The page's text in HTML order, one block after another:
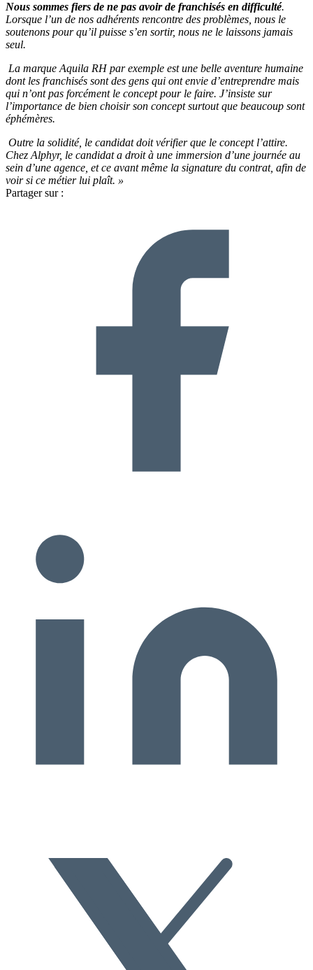
Nous sommes fiers de ne pas avoir de franchisés en difficulté.
Lorsque l’un de nos adhérents rencontre des problèmes, nous le
soutenons pour qu’il puisse s’en sortir, nous ne le laissons jamais
seul.
La marque Aquila RH par exemple est une belle aventure humaine
dont les franchisés sont des gens qui ont envie d’entreprendre mais
qui n’ont pas forcément le concept pour le faire. J’insiste sur
l’importance de bien choisir son concept surtout que beaucoup sont
éphémères.
Outre la solidité, le candidat doit vérifier que le concept l’attire.
Chez Alphyr, le candidat a droit à une immersion d’une journée au
sein d’une agence, et ce avant même la signature du contrat, afin de
voir si ce métier lui plaît. »
Partager sur :